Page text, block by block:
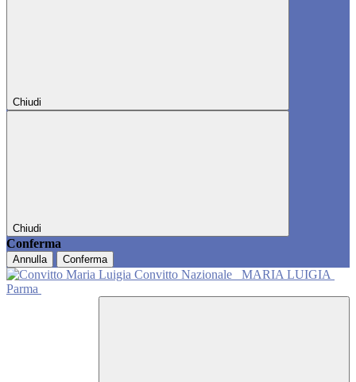
Chiudi
Chiudi
Conferma
Annulla Conferma
Convitto Nazionale
MARIA LUIGIA
Parma